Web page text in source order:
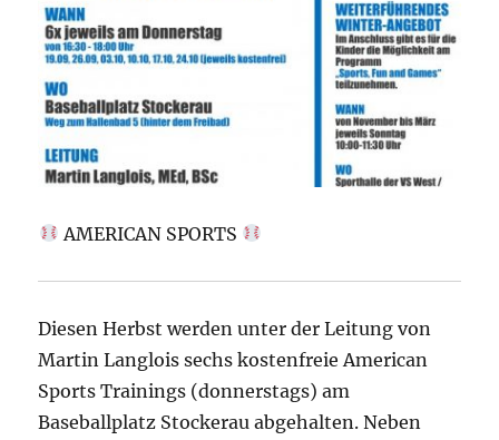
AMERICAN SPORTS
Diesen Herbst werden unter der Leitung von
Martin Langlois sechs kostenfreie American
Sports Trainings (donnerstags) am
Baseballplatz Stockerau abgehalten. Neben